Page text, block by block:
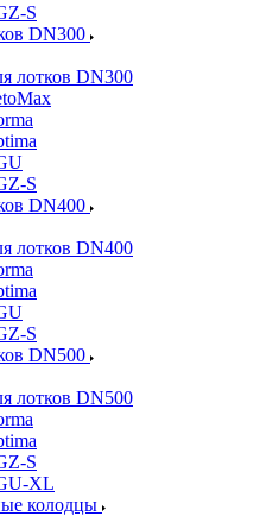
S
DN300
лотков DN300
S
DN400
лотков DN400
S
DN500
лотков DN500
S
XL
колодцы